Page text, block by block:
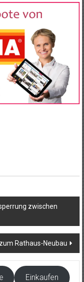
zwischen
Rathaus-Neubau
Einkaufen